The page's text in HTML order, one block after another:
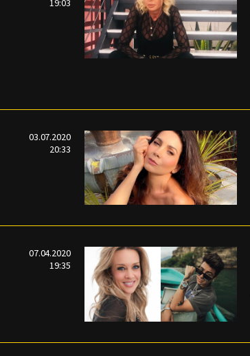
19:03
03.07.2020
20:33
07.04.2020
19:35